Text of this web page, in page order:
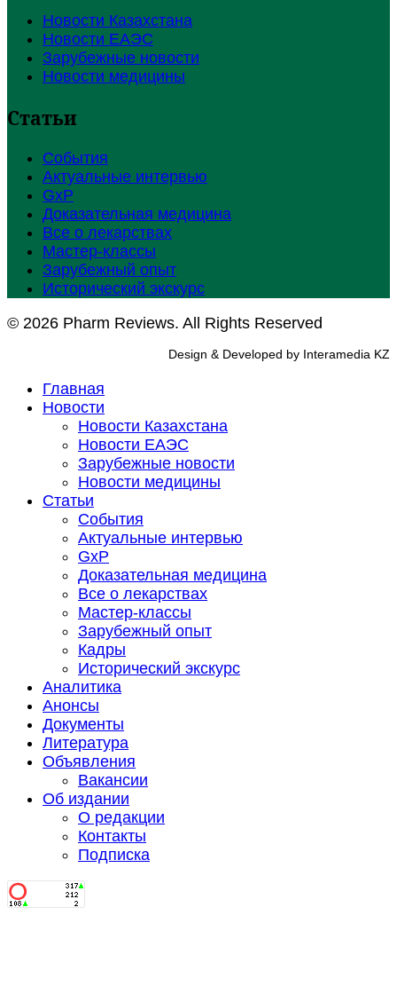
Новости Казахстана
Новости ЕАЭС
Зарубежные новости
Новости медицины
Статьи
События
Актуальные интервью
GxP
Доказательная медицина
Все о лекарствах
Мастер-классы
Зарубежный опыт
Исторический экскурс
© 2026 Pharm Reviews. All Rights Reserved
Design & Developed by Interamedia KZ
Главная
Новости
Новости Казахстана
Новости ЕАЭС
Зарубежные новости
Новости медицины
Статьи
События
Актуальные интервью
GxP
Доказательная медицина
Все о лекарствах
Мастер-классы
Зарубежный опыт
Кадры
Исторический экскурс
Аналитика
Анонсы
Документы
Литература
Объявления
Вакансии
Об издании
О редакции
Контакты
Подписка